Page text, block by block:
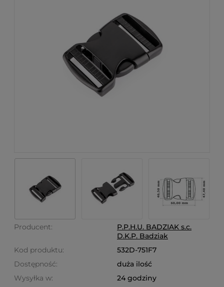
Producent:
P.P.H.U. BADZIAK s.c.
D.K.P. Badziak
Kod produktu:
532D-751F7
Dostępność:
duża ilość
Wysyłka w:
24 godziny